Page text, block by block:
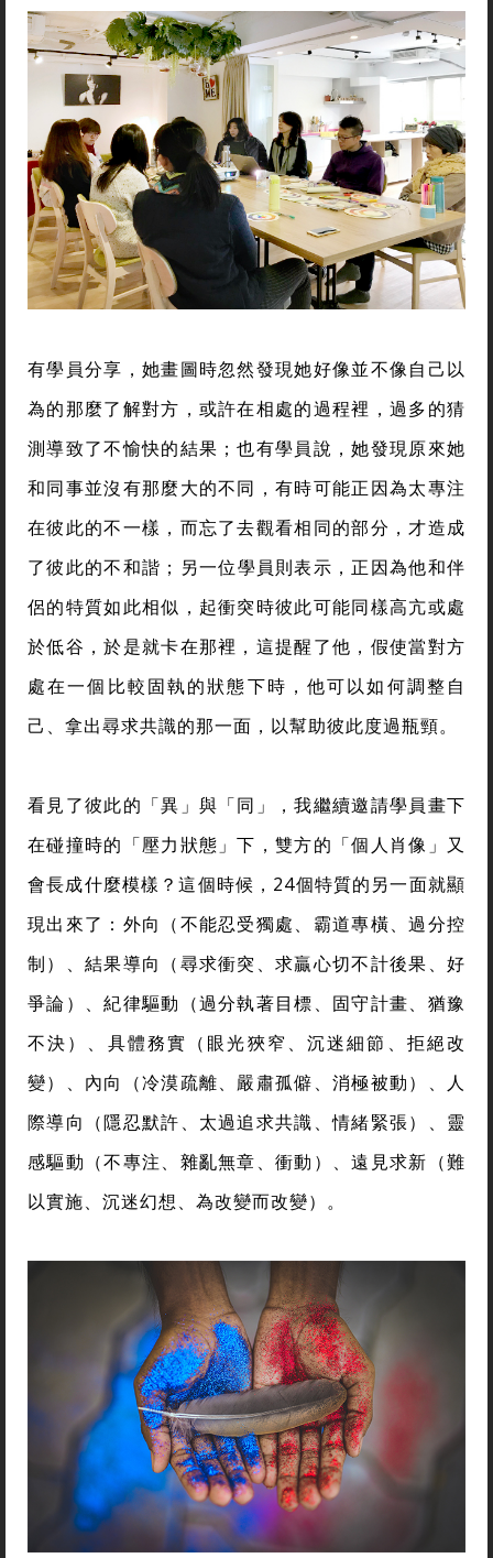
有學員分享，她畫圖時忽然發現她好像並不像自己以
為的那麼了解對方，或許在相處的過程裡，過多的猜
測導致了不愉快的結果；也有學員說，她發現原來她
和同事並沒有那麼大的不同，有時可能正因為太專注
在彼此的不一樣，而忘了去觀看相同的部分，才造成
了彼此的不和諧；另一位學員則表示，正因為他和伴
侶的特質如此相似，起衝突時彼此可能同樣高亢或處
於低谷，於是就卡在那裡，這提醒了他，假使當對方
處在一個比較固執的狀態下時，他可以如何調整自
己、拿出尋求共識的那一面，以幫助彼此度過瓶頸。
看見了彼此的「異」與「同」，我繼續邀請學員畫下
在碰撞時的「壓力狀態」下，雙方的「個人肖像」又
會長成什麼模樣？這個時候，24個特質的另一面就顯
現出來了：外向（不能忍受獨處、霸道專橫、過分控
制）、結果導向（尋求衝突、求贏心切不計後果、好
爭論）、紀律驅動（過分執著目標、固守計畫、猶豫
不決）、具體務實（眼光狹窄、沉迷細節、拒絕改
變）、內向（冷漠疏離、嚴肅孤僻、消極被動）、人
際導向（隱忍默許、太過追求共識、情緒緊張）、靈
感驅動（不專注、雜亂無章、衝動）、遠見求新（難
以實施、沉迷幻想、為改變而改變）。